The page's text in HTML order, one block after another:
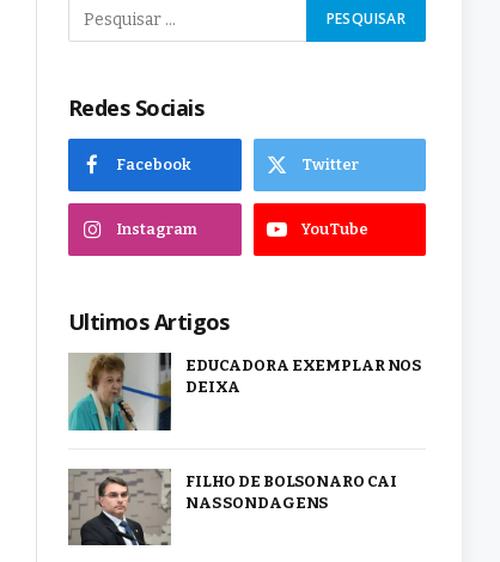
Redes Sociais
Facebook Twitter
Instagram YouTube
Ultimos Artigos
EDUCADORA EXEMPLAR NOS
DEIXA
FILHO DE BOLSONARO CAI
NAS SONDAGENS